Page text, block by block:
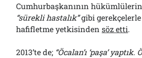
Cumhurbaşkanının hükümlülerin
“sürekli hastalık”gibi
hafifletme yetkisindensöz etti.
2013’te de; “Öcalan’ı ‘paşa’